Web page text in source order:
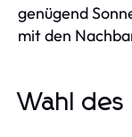
genügend
mit den
Wahl des